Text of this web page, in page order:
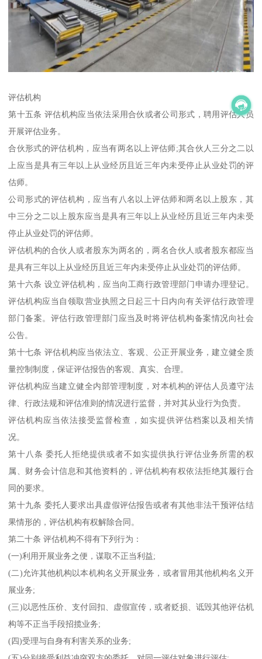
评估机构
第十五条 评估机构应当依法采用合伙或者公司形式，聘用评估人员
开展评估业务。
合伙形式的评估机构，应当有两名以上评估师;其合伙人三分之二以
上应当是具有三年以上从业经历且近三年内未受停止从业处罚的评
估师。
公司形式的评估机构，应当有八名以上评估师和两名以上股东，其
中三分之二以上股东应当是具有三年以上从业经历且近三年内未受
停止从业处罚的评估师。
评估机构的合伙人或者股东为两名的，两名合伙人或者股东都应当
是具有三年以上从业经历且近三年内未受停止从业处罚的评估师。
第十六条 设立评估机构，应当向工商行政管理部门申请办理登记。
评估机构应当自领取营业执照之日起三十日内向有关评估行政管理
部门备案。评估行政管理部门应当及时将评估机构备案情况向社会
公告。
第十七条 评估机构应当依法立、客观、公正开展业务，建立健全质
量控制制度，保证评估报告的客观、真实、合理。
评估机构应当建立健全内部管理制度，对本机构的评估人员遵守法
律、行政法规和评估准则的情况进行监督，并对其从业行为负责。
评估机构应当依法接受监督检查，如实提供评估档案以及相关情
况。
第十八条 委托人拒绝提供或者不如实提供执行评估业务所需的权
属、财务会计信息和其他资料的，评估机构有权依法拒绝其履行合
同的要求。
第十九条 委托人要求出具虚假评估报告或者有其他非法干预评估结
果情形的，评估机构有权解除合同。
第二十条 评估机构不得有下列行为：
(一)利用开展业务之便，谋取不正当利益;
(二)允许其他机构以本机构名义开展业务，或者冒用其他机构名义开
展业务;
(三)以恶性压价、支付回扣、虚假宣传，或者贬损、诋毁其他评估机
构等不正当手段招揽业务;
(四)受理与自身有利害关系的业务;